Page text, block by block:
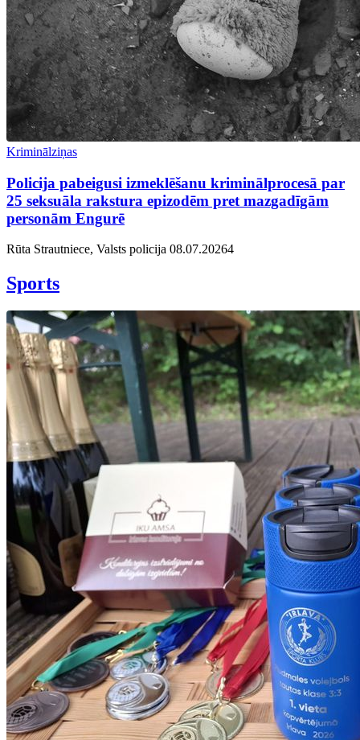
Kriminālziņas
Policija pabeigusi izmeklēšanu kriminālprocesā par
25 seksuāla rakstura epizodēm pret mazgadīgām
personām Engurē
Rūta Strautniece, Valsts policija 08.07.20264
Sports